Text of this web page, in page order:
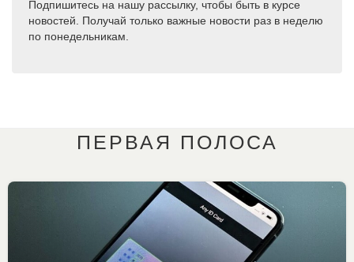
Подпишитесь на нашу рассылку, чтобы быть в курсе
новостей. Получай только важные новости раз в неделю
по понедельникам.
ПЕРВАЯ ПОЛОСА